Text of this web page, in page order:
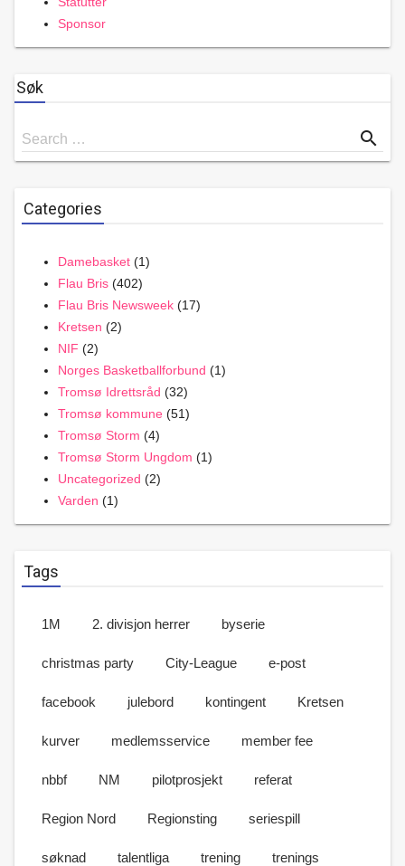
Sponsor
Søk
Search
for
Search … search
Categories
Damebasket (1)
Flau Bris (402)
Flau Bris Newsweek (17)
Kretsen (2)
NIF (2)
Norges Basketballforbund (1)
Tromsø Idrettsråd (32)
Tromsø kommune (51)
Tromsø Storm (4)
Tromsø Storm Ungdom (1)
Uncategorized (2)
Varden (1)
Tags
1M 2. divisjon herrer byserie
christmas party City-League e-post
facebook julebord kontingent Kretsen
kurver medlemsservice member fee
nbbf NM pilotprosjekt referat
Region Nord Regionsting seriespill
søknad talentliga trening trenings